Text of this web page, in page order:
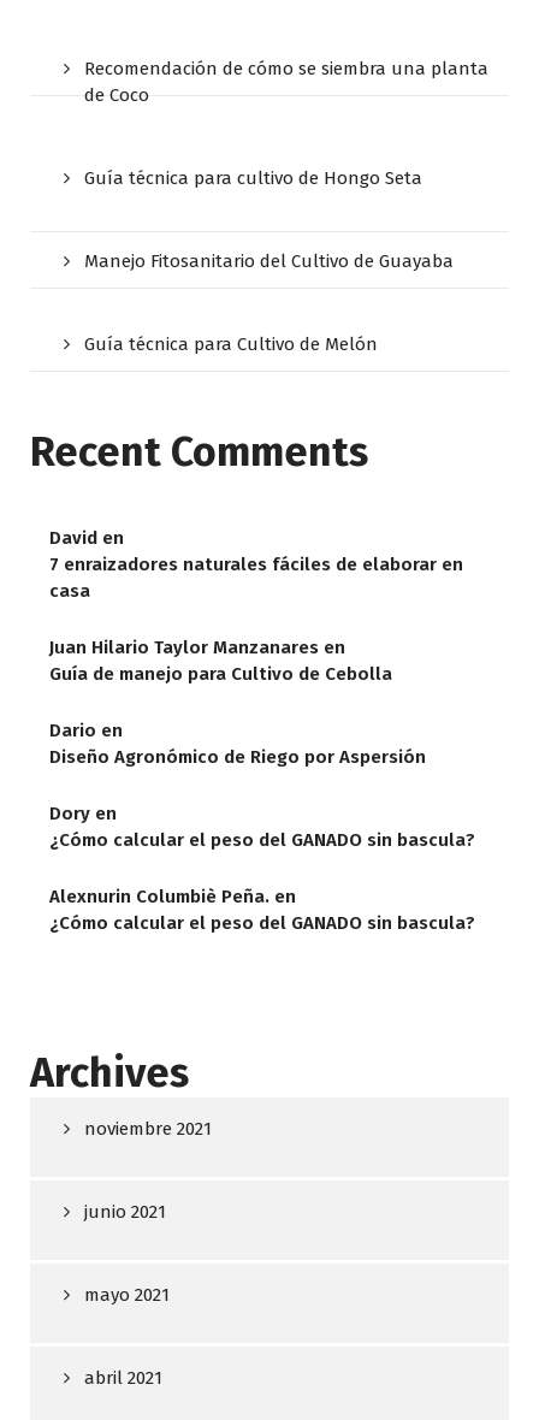
Recomendación de cómo se siembra una planta
de Coco
Guía técnica para cultivo de Hongo Seta
Manejo Fitosanitario del Cultivo de Guayaba
Guía técnica para Cultivo de Melón
Recent Comments
David en
7 enraizadores naturales fáciles de elaborar en
casa
Juan Hilario Taylor Manzanares en
Guía de manejo para Cultivo de Cebolla
Dario en
Diseño Agronómico de Riego por Aspersión
Dory en
¿Cómo calcular el peso del GANADO sin bascula?
Alexnurin Columbiè Peña. en
¿Cómo calcular el peso del GANADO sin bascula?
Archives
noviembre 2021
junio 2021
mayo 2021
abril 2021